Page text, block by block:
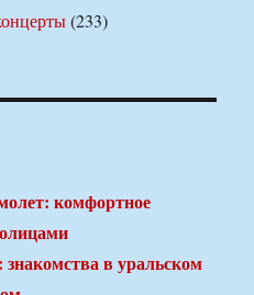
(233)
комфортное
в уральском